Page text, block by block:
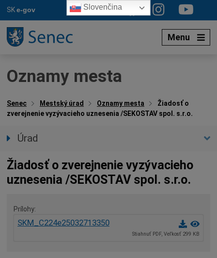
SKe-gov
Menu
Oznamy mesta
Senec Mestský úrad Oznamy mesta
Žiadosť o
zverejnenie vyzývacieho uznesenia /SEKOSTAV spol. s.r.o.
Úrad
Úradné hodiny
Úradné sekcie
Agendy (Životné situácie)
Povinné zverejňovanie
Žiadosť o zverejnenie vyzývacieho
uznesenia /SEKOSTAV spol. s.r.o.
Prílohy
SKM_C224e25032713350
Stiahnuť PDF, Veľkosť 299 KB
Slovenčina